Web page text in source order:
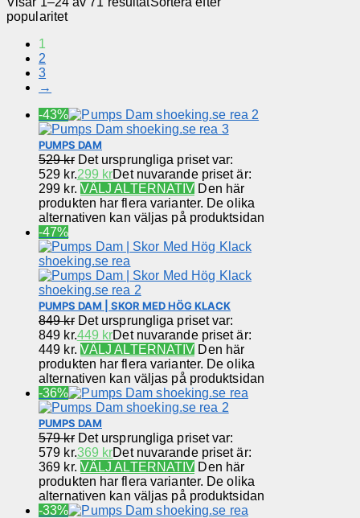
popularitet
1
2
3
→
-43%
PUMPS DAM
529kr Det ursprungliga priset var:
529 kr.299 krDet nuvarande priset är:
299 kr. VÄLJ ALTERNATIV Den här
produkten har flera varianter. De olika
alternativen kan väljas på produktsidan
-47%
PUMPS DAM | SKOR MED HÖG KLACK
849kr Det ursprungliga priset var:
849 kr.449 krDet nuvarande priset är:
449 kr. VÄLJ ALTERNATIV Den här
produkten har flera varianter. De olika
alternativen kan väljas på produktsidan
-36%
PUMPS DAM
579kr Det ursprungliga priset var:
579 kr.369 krDet nuvarande priset är:
369 kr. VÄLJ ALTERNATIV Den här
produkten har flera varianter. De olika
alternativen kan väljas på produktsidan
-33%